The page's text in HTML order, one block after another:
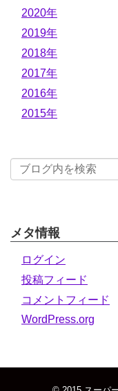
2020年
2019年
2018年
2017年
2016年
2015年
メタ情報
ログイン
投稿フィード
コメントフィード
WordPress.org